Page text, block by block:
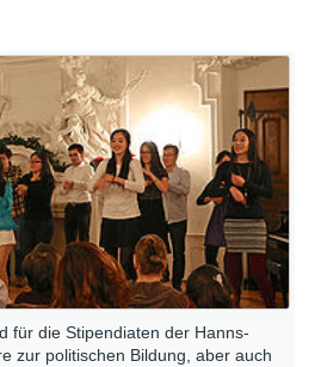
für die Stipendiaten der Hanns-
zur politischen Bildung, aber auch